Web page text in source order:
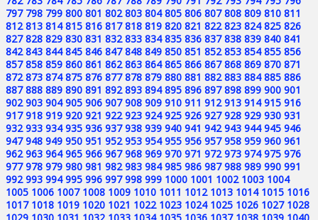
797 798 799 800 801 802 803 804 805 806 807 808 809 810 811
812 813 814 815 816 817 818 819 820 821 822 823 824 825 826
827 828 829 830 831 832 833 834 835 836 837 838 839 840 841
842 843 844 845 846 847 848 849 850 851 852 853 854 855 856
857 858 859 860 861 862 863 864 865 866 867 868 869 870 871
872 873 874 875 876 877 878 879 880 881 882 883 884 885 886
887 888 889 890 891 892 893 894 895 896 897 898 899 900 901
902 903 904 905 906 907 908 909 910 911 912 913 914 915 916
917 918 919 920 921 922 923 924 925 926 927 928 929 930 931
932 933 934 935 936 937 938 939 940 941 942 943 944 945 946
947 948 949 950 951 952 953 954 955 956 957 958 959 960 961
962 963 964 965 966 967 968 969 970 971 972 973 974 975 976
977 978 979 980 981 982 983 984 985 986 987 988 989 990 991
992 993 994 995 996 997 998 999 1000 1001 1002 1003 1004
1005 1006 1007 1008 1009 1010 1011 1012 1013 1014 1015 1016
1017 1018 1019 1020 1021 1022 1023 1024 1025 1026 1027 1028